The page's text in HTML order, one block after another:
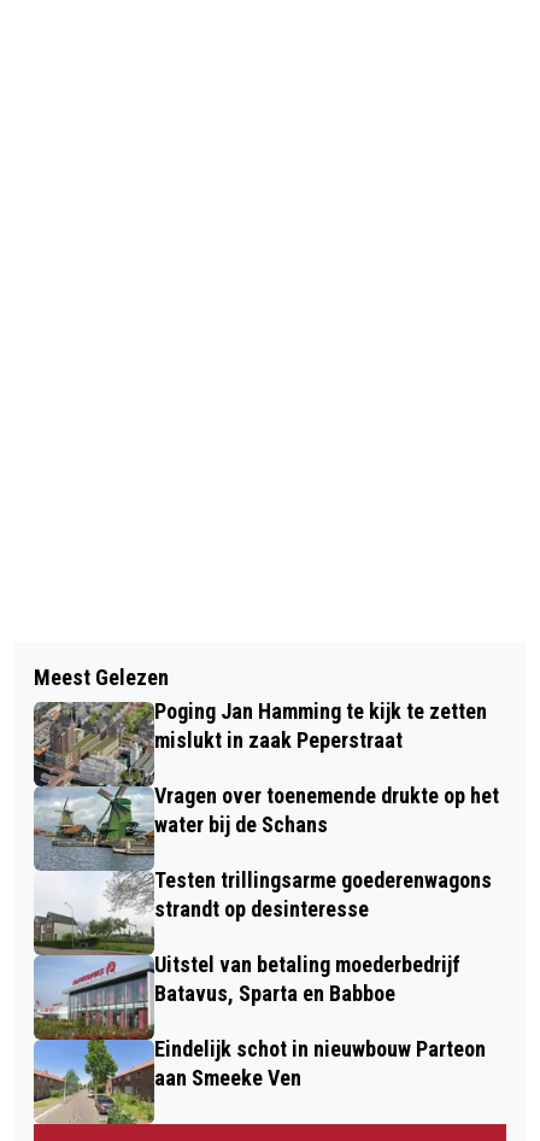
VERDIEPT SPOOR GUISWEG TE DUUR,
OF ONWIL COLLEGE?
FIETSER ZWAARGEWOND GERAAKT
BIJ BOTSING IN KROMMENIE
Meest Gelezen
Poging Jan Hamming te kijk te zetten
mislukt in zaak Peperstraat
Vragen over toenemende drukte op het
water bij de Schans
Testen trillingsarme goederenwagons
strandt op desinteresse
Uitstel van betaling moederbedrijf
Batavus, Sparta en Babboe
Eindelijk schot in nieuwbouw Parteon
aan Smeeke Ven